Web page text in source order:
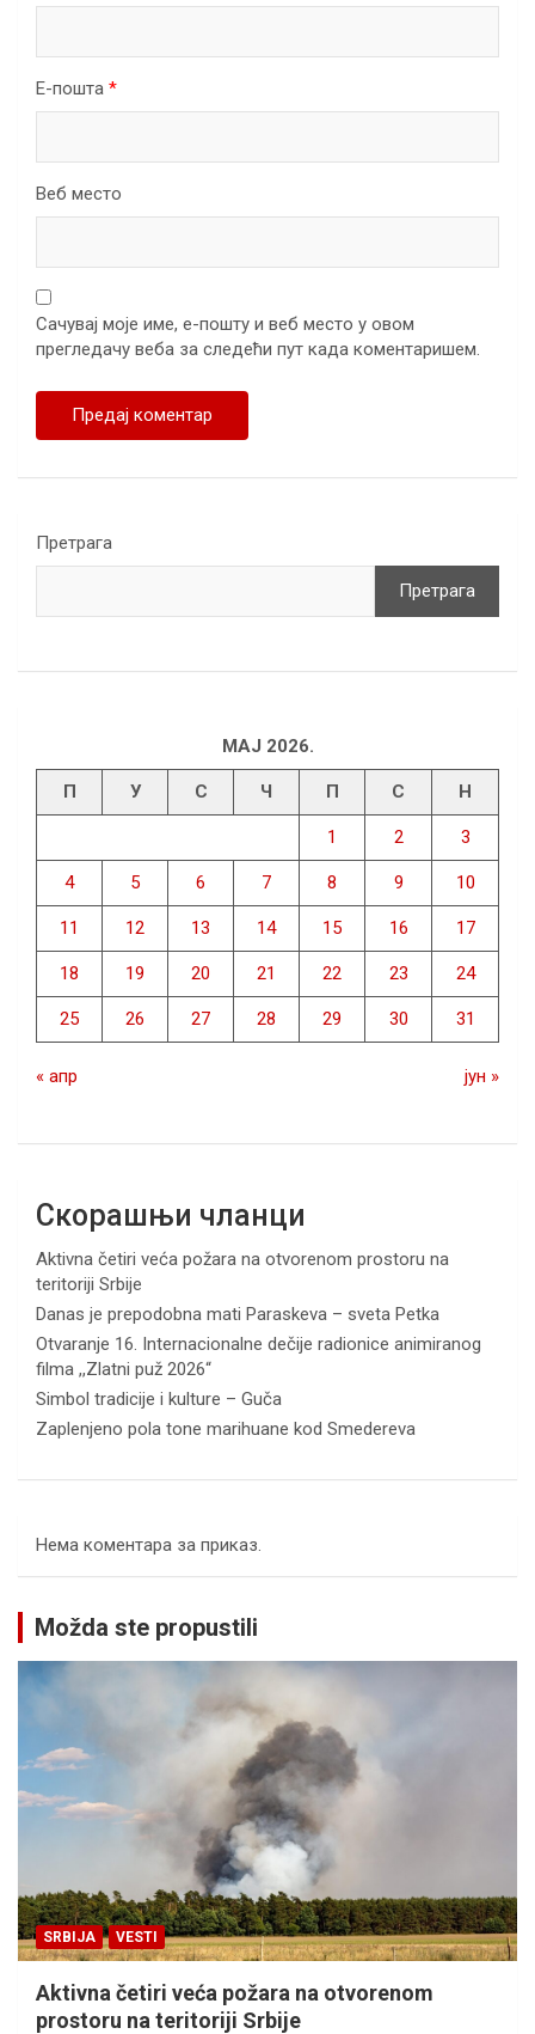
Е-пошта *
Веб место
Сачувај моје име, е-пошту и веб место у овом
прегледачу веба за следећи пут када коментаришем.
Претрага
Претрага
МАЈ 2026.
П У С Ч П С Н
1 2 3
4 5 6 7 8 9 10
11 12 13 14 15 16 17
18 19 20 21 22 23 24
25 26 27 28 29 30 31
« апр јун »
Скорашњи чланци
Aktivna četiri veća požara na otvorenom prostoru na
teritoriji Srbije
Danas je prepodobna mati Paraskeva – sveta Petka
Otvaranje 16. Internacionalne dečije radionice animiranog
filma ,,Zlatni puž 2026“
Simbol tradicije i kulture – Guča
Zaplenjeno pola tone marihuane kod Smedereva
Нема коментара за приказ.
Možda ste propustili
SRBIJA VESTI
Aktivna četiri veća požara na otvorenom
prostoru na teritoriji Srbije